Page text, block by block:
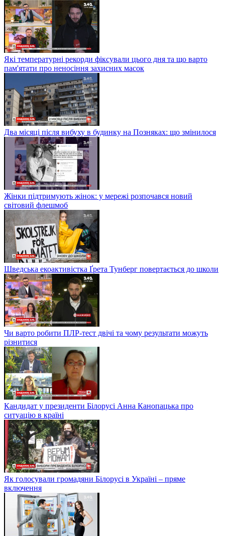
Які температурні рекорди фіксували цього дня та що варто
пам'ятати про неносіння захисних масок
Два місяці після вибуху в будинку на Позняках: що змінилося
Жінки підтримують жінок: у мережі розпочався новий
світовий флешмоб
Шведська екоактивістка Ґрета Тунберг повертається до школи
Чи варто робити ПЛР-тест двічі та чому результати можуть
різнитися
Кандидат у президенти Білорусі Анна Канопацька про
ситуацію в країні
Як голосували громадяни Білорусі в Україні – пряме
включення